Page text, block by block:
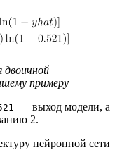
двоичной
примеру
— выход модели, а
2.
нейронной сети